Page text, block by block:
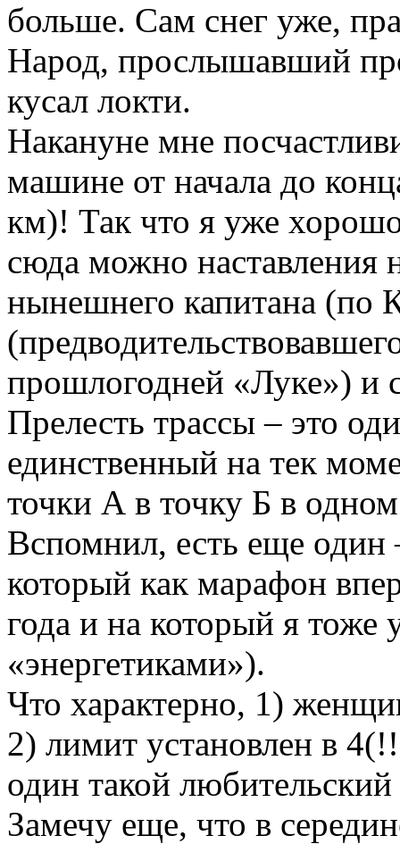
больше. Сам снег уже,
Народ, прослышавший
кусал локти.
Накануне мне
машине от начала до
км)! Так что я уже
сюда можно наставления
нынешнего капитана
прошлогодней «Луке») и
Прелесть трассы – это
единственный на тек
точки А в точку Б в
Вспомнил, есть еще
который как марафон
года и на который я тоже
«энергетиками»).
Что характерно, 1)
2) лимит установлен в
один такой
Замечу еще, что в